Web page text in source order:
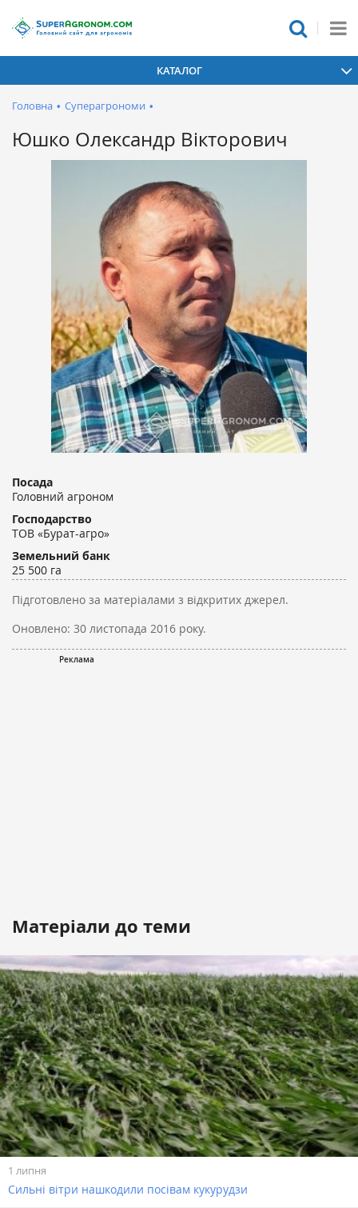
КАТАЛОГ
Головна • Суперагрономи •
Юшко Олександр Вікторович
Посада
Головний агроном
Господарство
ТОВ «Бурат-агро»
Земельний банк
25 500 га
Підготовлено за матеріалами з відкритих джерел.
Оновлено: 30 листопада 2016 року.
Матеріали до теми
1 липня
Сильні вітри нашкодили посівам кукурудзи